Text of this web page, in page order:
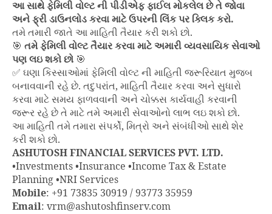
આ સાથે ફેમિલી વોલ્ટ ની પીડીએફ ફાઈલ મોકલેલ છે તે જોવા
અને ફ્રી ડાઉનલોડ કરવા માટે ઉપરની લિંક પર ક્લિક કરો.
તમે તમારી જાતે આ માહિતી તૈયાર કરી શકો છો.
🎯 તમે ફેમિલી વોલ્ટ તૈયાર કરવા માટે અમારી વ્યવસાયિક સેવાઓ
પણ લઇ શકો છો 🎯
✅ ઘણા કિસ્સાઓમાં ફેમિલી વોલ્ટ ની માહિતી જરૂરિયાત મુજબ
બનાવવાની રહે છે. તદુપરાંત, માહિતી તૈયાર કરવા અને સુધારો
કરવા માટે સમય ફાળવવાની અને ચોક્કસ કાર્યવાહી કરવાની
જરૂર રહે છે તે માટે તમે અમારી સેવાઓનો લાભ લઇ શકો છો.
આ માહિતી તમે તમારા સંપર્કો, મિત્રો અને સંબંધીઓ સાથે શેર
કરી શકો છો.
ASHUTOSH FINANCIAL SERVICES PVT. LTD.
•Investments •Insurance •Income Tax & Estate
Planning •NRI Services
Mobile: +91 73835 30919 / 93773 35959
Email: vrm@ashutoshfinserv.com